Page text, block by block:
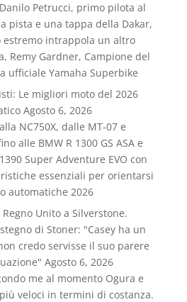
Petrucci, primo pilota al
pista e una tappa della Dakar,
estremo intrappola un altro
Remy Gardner, Campione del
ufficiale Yamaha Superbike
Le migliori moto del 2026
Agosto 6, 2026
NC750X, dalle MT‑07 e
alle BMW R 1300 GS ASA e
Super Adventure EVO con
essenziali per orientarsi
automatiche 2026
Regno Unito a Silverstone.
di Stoner: "Casey ha un
credo servisse il suo parere
Agosto 6, 2026
me al momento Ogura e
veloci in termini di costanza.